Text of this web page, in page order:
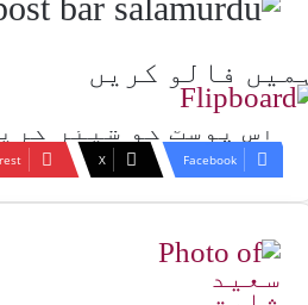
ہمیں فالو کریں
اس پوسٹ کو شیئر
Facebook
X